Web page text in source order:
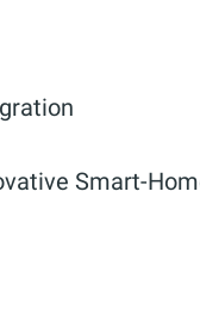
Smart-